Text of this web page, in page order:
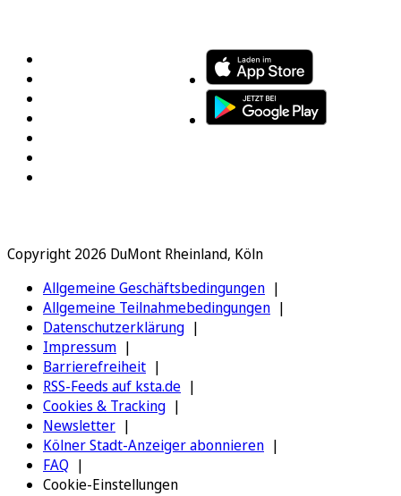
Copyright 2026 DuMont Rheinland, Köln
Allgemeine Geschäftsbedingungen
Allgemeine Teilnahmebedingungen
Datenschutzerklärung
Impressum
Barrierefreiheit
RSS-Feeds auf ksta.de
Cookies & Tracking
Newsletter
Kölner Stadt-Anzeiger abonnieren
FAQ
Cookie-Einstellungen